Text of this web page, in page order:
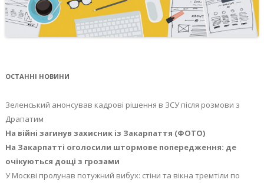
ОСТАННІ НОВИНИ
Зеленський анонсував кадрові рішення в ЗСУ після розмови з
Драпатим
На війні загинув захисник із Закарпаття (ФОТО)
На Закарпатті оголосили штормове попередження: де
очікуються дощі з грозами
У Москві пролунав потужний вибух: стіни та вікна тремтіли по